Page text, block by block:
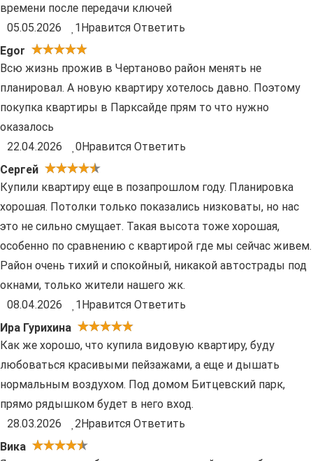
времени после передачи ключей
05.05.2026
1Нравится Ответить
Еgor
Всю жизнь прожив в Чертаново район менять не
планировал. А новую квартиру хотелось давно. Поэтому
покупка квартиры в Парксайде прям то что нужно
оказалось
22.04.2026
0Нравится Ответить
Сергей
Купили квартиру еще в позапрошлом году. Планировка
хорошая. Потолки только показались низковаты, но нас
это не сильно смущает. Такая высота тоже хорошая,
особенно по сравнению с квартирой где мы сейчас живем.
Район очень тихий и спокойный, никакой автострады под
окнами, только жители нашего жк.
08.04.2026
1Нравится Ответить
Ира Гурихина
Как же хорошо, что купила видовую квартиру, буду
любоваться красивыми пейзажами, а еще и дышать
нормальным воздухом. Под домом Битцевский парк,
прямо рядышком будет в него вход.
28.03.2026
2Нравится Ответить
Вика